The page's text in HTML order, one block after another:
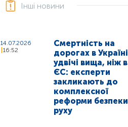
Інші новини
14.07.2026
16:52
Смертність на
дорогах в Україні
удвічі вища, ніж в
ЄС: експерти
закликають до
комплексної
реформи безпеки
руху